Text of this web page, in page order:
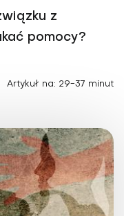
z
pomocy?
Artykuł na: 29-37 minut